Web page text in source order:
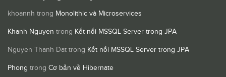
khoannh trong Monolithic và Microservices
Khanh Nguyen trong Kết nối MSSQL Server trong JPA
Nguyen Thanh Dat trong Kết nối MSSQL Server trong JPA
Phong trong Cơ bản về Hibernate